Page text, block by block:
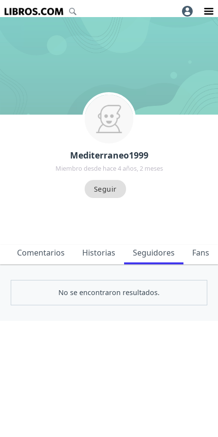
Mediterraneo1999
Miembro desde hace 4 años, 2 meses
Comentarios Historias Seguidores Fans
No se encontraron resultados.